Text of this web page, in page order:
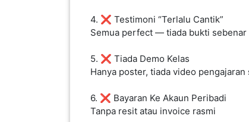
4. ❌ Testimoni “Terlalu Cantik”
Semua perfect — tiada bukti sebenar
5. ❌ Tiada Demo Kelas
Hanya poster, tiada video pengajaran
6. ❌ Bayaran Ke Akaun Peribadi
Tanpa resit atau invoice rasmi